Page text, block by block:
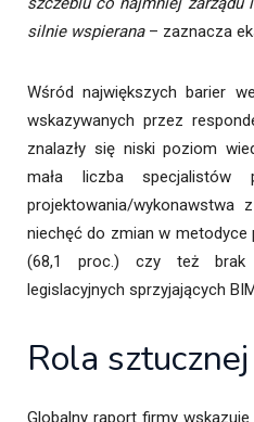
silnie wspierana – zaznacza
Wśród największych barier
wskazywanych przez
znalazły się niski poziom
mała liczba specjalistów
projektowania/wykonawstwa
niechęć do zmian w
(68,1 proc.) czy też brak
legislacyjnych sprzyjających
Rola
Globalny raport firmy